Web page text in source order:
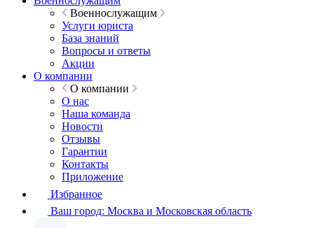
Военнослужащим
Услуги юриста
База знаний
Вопросы и ответы
Акции
О компании
О компании
О нас
Наша команда
Новости
Отзывы
Гарантии
Контакты
Приложение
Избранное
Ваш город: Москва и Московская область